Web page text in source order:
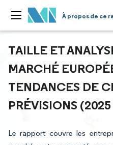
À propos de ce
TAILLE ET
MARCHÉ
TENDANCES DE
PRÉVISIONS
Le rapport couvre les